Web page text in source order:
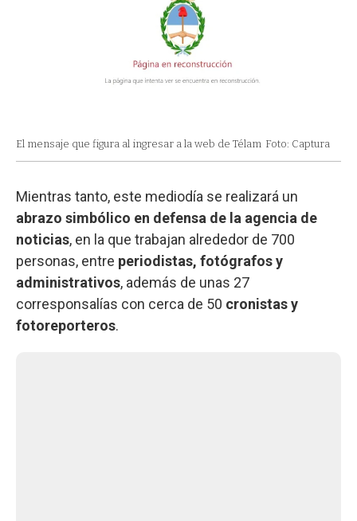
El mensaje que figura al ingresar a la web de Télam Foto: Captura
Mientras tanto, este mediodía se realizará un
abrazo simbólico en defensa de la agencia de
noticias, en la que trabajan alrededor de 700
personas, entre periodistas, fotógrafos y
administrativos, además de unas 27
corresponsalías con cerca de 50 cronistas y
fotoreporteros.